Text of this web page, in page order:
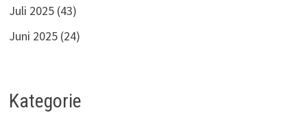
Juli 2025 (43)
Juni 2025 (24)
Kategorie